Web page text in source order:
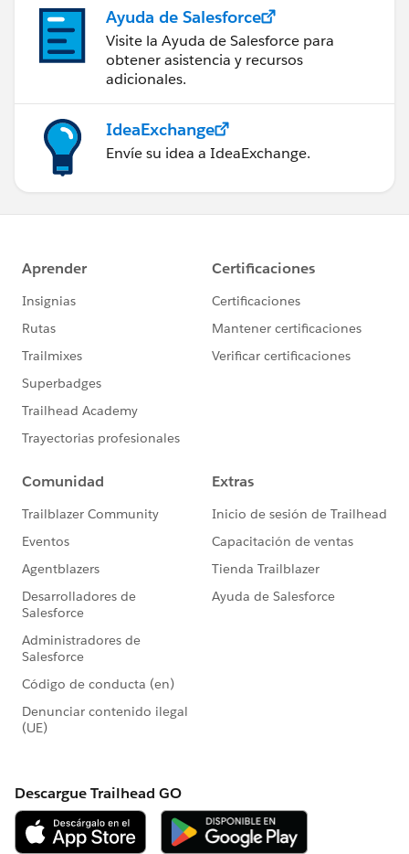
Ayuda de Salesforce
Visite la Ayuda de Salesforce para
obtener asistencia y recursos
adicionales.
IdeaExchange
Envíe su idea a IdeaExchange.